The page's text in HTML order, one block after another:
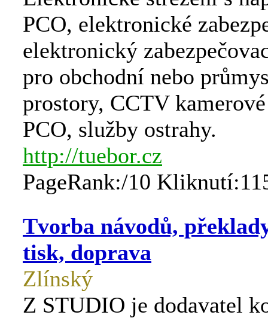
PCO, elektronické
elektronický
pro obchodní nebo
prostory, CCTV
PCO, služby ostrahy.
http://tuebor.cz
PageRank:/10
Tvorba návodů,
tisk, doprava
Zlínský
Z STUDIO je dodavatel